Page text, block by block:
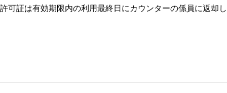
可証は有効期限内の利用最終日にカウンターの係員に返却し